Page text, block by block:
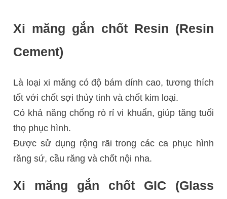
Xi măng gắn chốt Resin (Resin
Cement)
Là loại xi măng có độ bám dính cao, tương thích
tốt với chốt sợi thủy tinh và chốt kim loại.
Có khả năng chống rò rỉ vi khuẩn, giúp tăng tuổi
thọ phục hình.
Được sử dụng rộng rãi trong các ca phục hình
răng sứ, cầu răng và chốt nội nha.
Xi măng gắn chốt GIC (Glass